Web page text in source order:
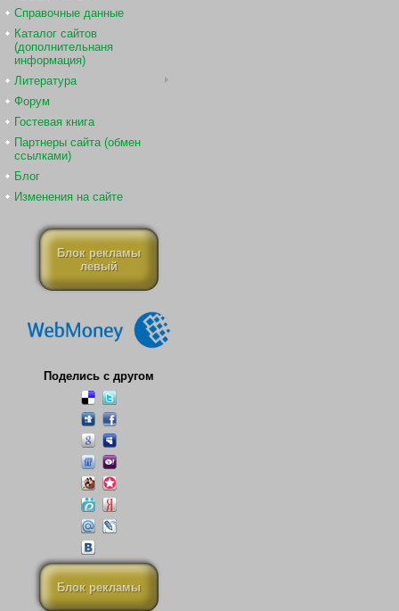
Справочные данные
Каталог сайтов
(дополнительнаня
информация)
Литература
Форум
Гостевая книга
Партнеры сайта (обмен
ссылками)
Блог
Изменения на сайте
Блок рекламы
левый
Поделись с другом
Блок рекламы